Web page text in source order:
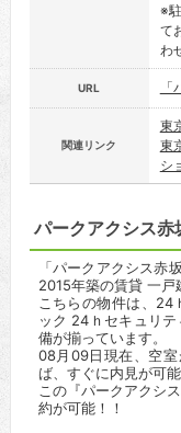
※
て
わ
URL
関連リンク
東
東
シ
パークアクシス赤
「パークアクシス赤
2015年築の賃貸 一戸
こちらの物件は、24
ック 24ｈセキュリ
備が揃っています。
08月09日現在、空
ば、すぐに内見が可能
この『パークアクシ
約が可能！！